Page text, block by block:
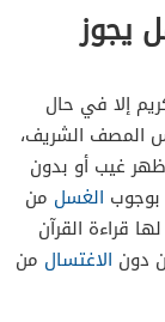
يجوز
إلا في حال
المصف الشريف،
ظهر غيب أو بدون
الغسل من
قراءة القرآن
دون الاغتسال من